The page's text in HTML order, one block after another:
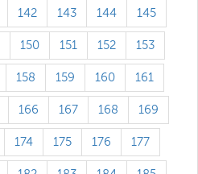
142 143 144 145
150 151 152 153
158 159 160 161
166 167 168 169
174 175 176 177